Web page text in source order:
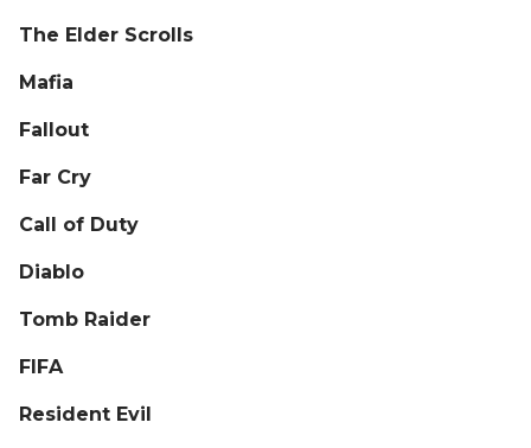
The Elder Scrolls
Mafia
Fallout
Far Cry
Call of Duty
Diablo
Tomb Raider
FIFA
Resident Evil